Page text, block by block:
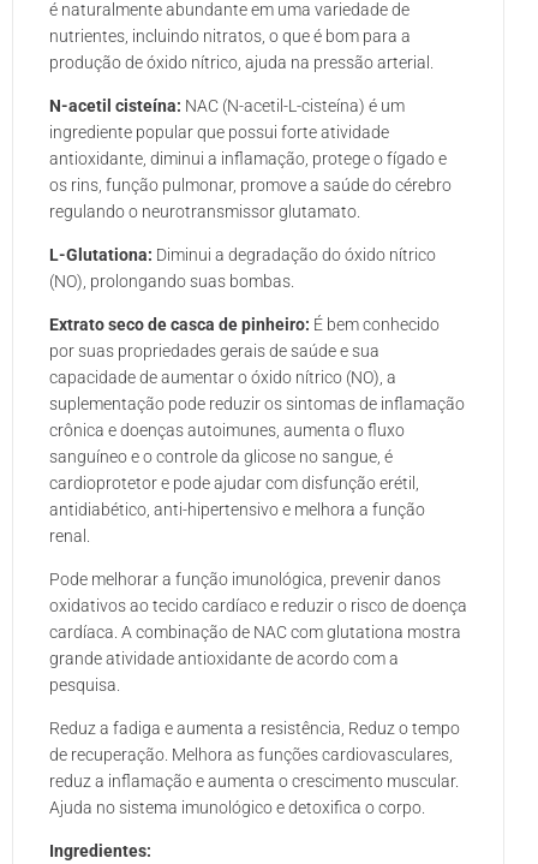
é naturalmente abundante em uma variedade de
nutrientes, incluindo nitratos, o que é bom para a
produção de óxido nítrico, ajuda na pressão arterial.
N-acetil cisteína: NAC (N-acetil-L-cisteína) é um
ingrediente popular que possui forte atividade
antioxidante, diminui a inflamação, protege o fígado e
os rins, função pulmonar, promove a saúde do cérebro
regulando o neurotransmissor glutamato.
L-Glutationa: Diminui a degradação do óxido nítrico
(NO), prolongando suas bombas.
Extrato seco de casca de pinheiro: É bem conhecido
por suas propriedades gerais de saúde e sua
capacidade de aumentar o óxido nítrico (NO), a
suplementação pode reduzir os sintomas de inflamação
crônica e doenças autoimunes, aumenta o fluxo
sanguíneo e o controle da glicose no sangue, é
cardioprotetor e pode ajudar com disfunção erétil,
antidiabético, anti-hipertensivo e melhora a função
renal.
Pode melhorar a função imunológica, prevenir danos
oxidativos ao tecido cardíaco e reduzir o risco de doença
cardíaca. A combinação de NAC com glutationa mostra
grande atividade antioxidante de acordo com a
pesquisa.
Reduz a fadiga e aumenta a resistência, Reduz o tempo
de recuperação. Melhora as funções cardiovasculares,
reduz a inflamação e aumenta o crescimento muscular.
Ajuda no sistema imunológico e detoxifica o corpo.
Ingredientes: